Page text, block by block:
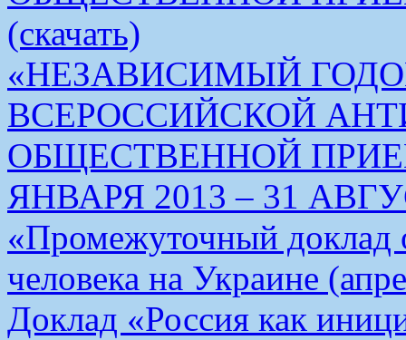
(скачать)
«НЕЗАВИСИМЫЙ
ВСЕРОССИЙСКОЙ
ОБЩЕСТВЕННОЙ
ЯНВАРЯ 2013 – 31
«Промежуточный доклад
человека на Украине
Доклад «Россия как